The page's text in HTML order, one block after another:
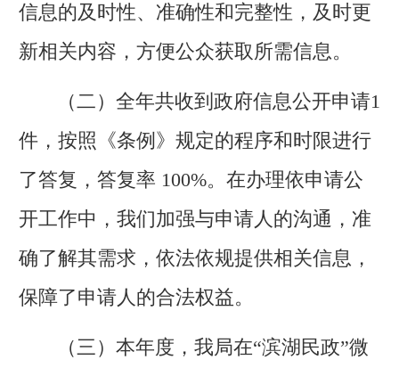
信息的及时性、准确性和完整性，及时更
新相关内容，方便公众获取所需信息。
（二）全年共收到政府信息公开申请1
件，按照《条例》规定的程序和时限进行
了答复，答复率 100%。在办理依申请公
开工作中，我们加强与申请人的沟通，准
确了解其需求，依法依规提供相关信息，
保障了申请人的合法权益。
（三）本年度，我局在“滨湖民政”微